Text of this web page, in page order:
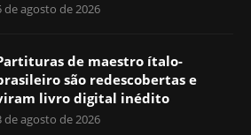
de agosto de 2026
de maestro ítalo-
são redescobertas e
livro digital inédito
de agosto de 2026